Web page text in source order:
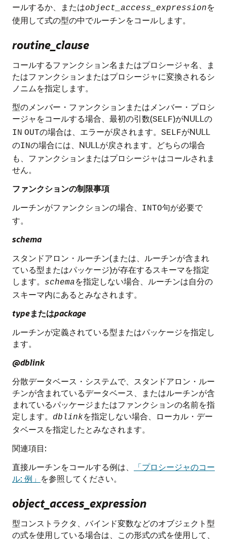
ールするか、またはobject_access_expressionを
使用して式の型の中でルーチンをコールします。
routine_clause
コールするファンクション名またはプロシージャ名、ま
たはファンクションまたはプロシージャに変換されるシ
ノニムを指定します。
型のメンバー・ファンクションまたはメンバー・プロシ
ージャをコールする場合、最初の引数(SELF)がNULLの
IN OUTの場合は、エラーが戻されます。 SELFがNULL
のINの場合には、NULLが戻されます。どちらの場合
も、ファンクションまたはプロシージャはコールされま
せん。
ファンクションの制限事項
ルーチンがファンクションの場合、
INTO句が必要で
す。
schema
スタンドアロン・ルーチン(または、ルーチンが含まれ
ている型またはパッケージ)が存在するスキーマを指定
します。
schemaを指定しない場合、ルーチンは自分の
スキーマ内にあるとみなされます。
typeまたはpackage
ルーチンが定義されている型またはパッケージを指定し
ます。
@dblink
分散データベース・システムで、スタンドアロン・ルー
チンが含まれているデータベース、またはルーチンが含
まれているパッケージまたはファンクションの名前を指
定します。
dblinkを指定しない場合、ローカル・デー
タベースを指定したとみなされます。
関連項目:
直接ルーチンをコールする例は、
「プロシージャのコー
ル: 例」 を参照してください。
object_access_expression
型コンストラクタ、バインド変数などのオブジェクト型
の式を使用している場合は、この形式の式を使用して、